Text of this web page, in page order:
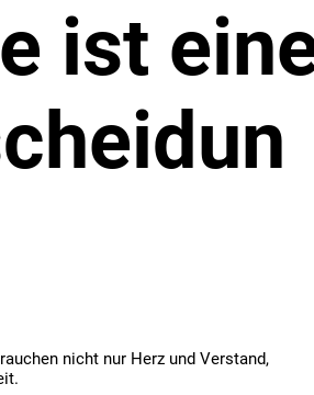
ist
nicht nur Herz und Verstand,